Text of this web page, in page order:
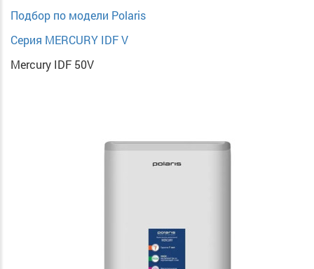
Подбор по модели Polaris
Серия MERCURY IDF V
Mercury IDF 50V